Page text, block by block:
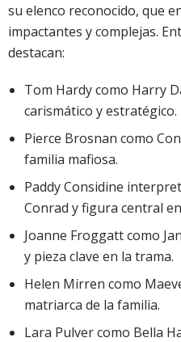
su elenco reconocido, que
impactantes y complejas.
destacan:
Tom Hardy como Harry
carismático y estratégico.
Pierce Brosnan como
familia mafiosa.
Paddy Considine
Conrad y figura central
Joanne Froggatt como
y pieza clave en la trama.
Helen Mirren como
matriarca de la familia.
Lara Pulver como Bella